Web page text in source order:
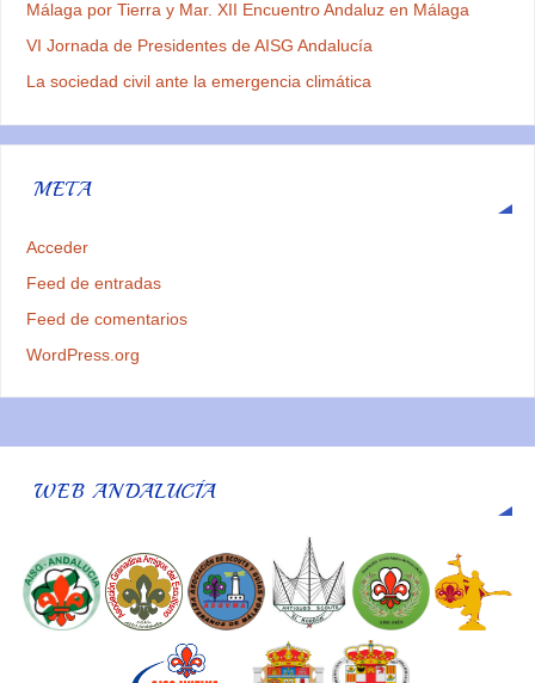
Málaga por Tierra y Mar. XII Encuentro Andaluz en Málaga
VI Jornada de Presidentes de AISG Andalucía
La sociedad civil ante la emergencia climática
META
Acceder
Feed de entradas
Feed de comentarios
WordPress.org
WEB ANDALUCÍA